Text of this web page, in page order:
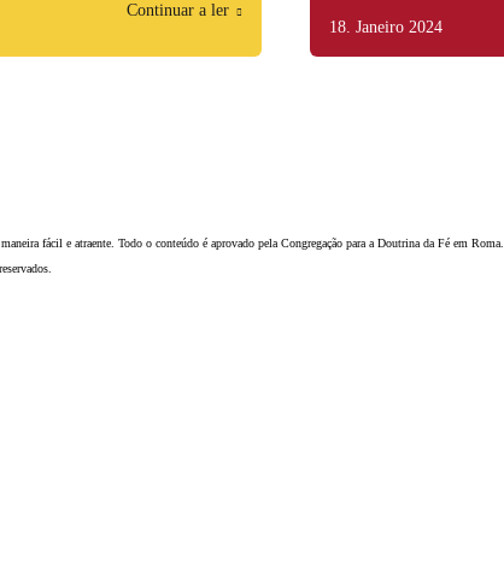
Continuar a ler
18. Janeiro 2024
fácil e atraente. Todo o conteúdo é aprovado pela Congregação para a Doutrina da Fé em Roma.